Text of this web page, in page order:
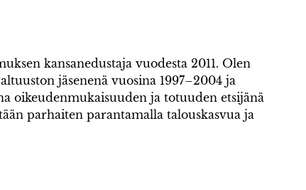
kansanedustaja vuodesta 2011. Olen
jäsenenä vuosina 1997–2004 ja
oikeudenmukaisuuden ja totuuden etsijänä
parhaiten parantamalla talouskasvua ja